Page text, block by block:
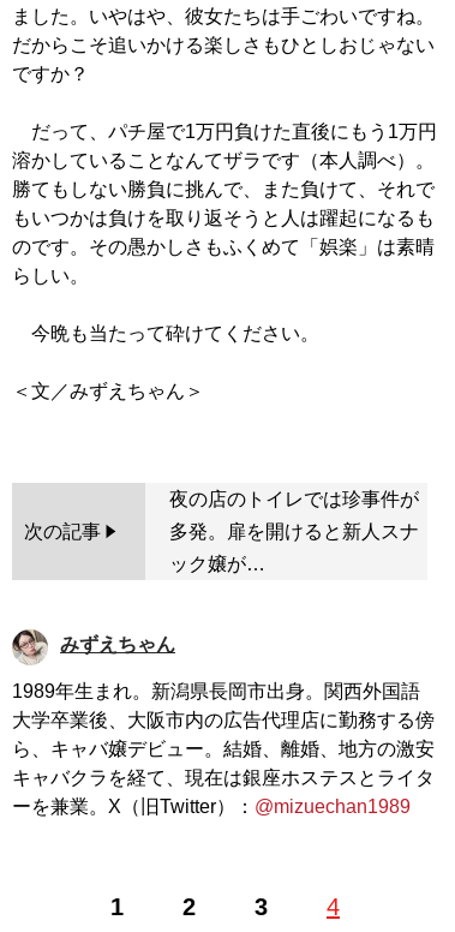
ました。いやはや、彼女たちは手ごわいですね。
だからこそ追いかける楽しさもひとしおじゃない
ですか？
だって、パチ屋で1万円負けた直後にもう1万円
溶かしていることなんてザラです（本人調べ）。
勝てもしない勝負に挑んで、また負けて、それで
もいつかは負けを取り返そうと人は躍起になるも
のです。その愚かしさもふくめて「娯楽」は素晴
らしい。
今晩も当たって砕けてください。
＜文／みずえちゃん＞
次の記事
夜の店のトイレでは珍事件が
多発。扉を開けると新人スナ
ック嬢が…
みずえちゃん
1989年生まれ。新潟県長岡市出身。関西外国語
大学卒業後、大阪市内の広告代理店に勤務する傍
ら、キャバ嬢デビュー。結婚、離婚、地方の激安
キャバクラを経て、現在は銀座ホステスとライタ
ーを兼業。X（旧Twitter）： @mizuechan1989
1 2 3 4